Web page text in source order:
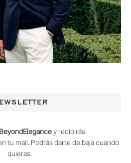
y recibirás
tu mail. Podrás darte de baja cuando
quieras.